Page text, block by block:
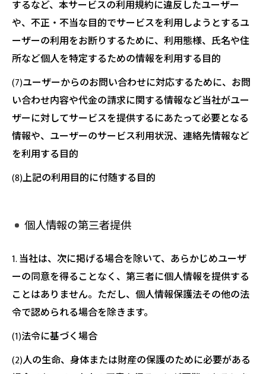
するなど、本サービスの利用規約に違反したユーザー
や、不正・不当な目的でサービスを利用しようとするユ
ーザーの利用をお断りするために、利用態様、氏名や住
所など個人を特定するための情報を利用する目的
(7)ユーザーからのお問い合わせに対応するために、お問
い合わせ内容や代金の請求に関する情報など当社がユー
ザーに対してサービスを提供するにあたって必要となる
情報や、ユーザーのサービス利用状況、連絡先情報など
を利用する目的
(8)上記の利用目的に付随する目的
個人情報の第三者提供
1. 当社は、次に掲げる場合を除いて、あらかじめユーザ
ーの同意を得ることなく、第三者に個人情報を提供する
ことはありません。ただし、個人情報保護法その他の法
令で認められる場合を除きます。
(1)法令に基づく場合
(2)人の生命、身体または財産の保護のために必要がある